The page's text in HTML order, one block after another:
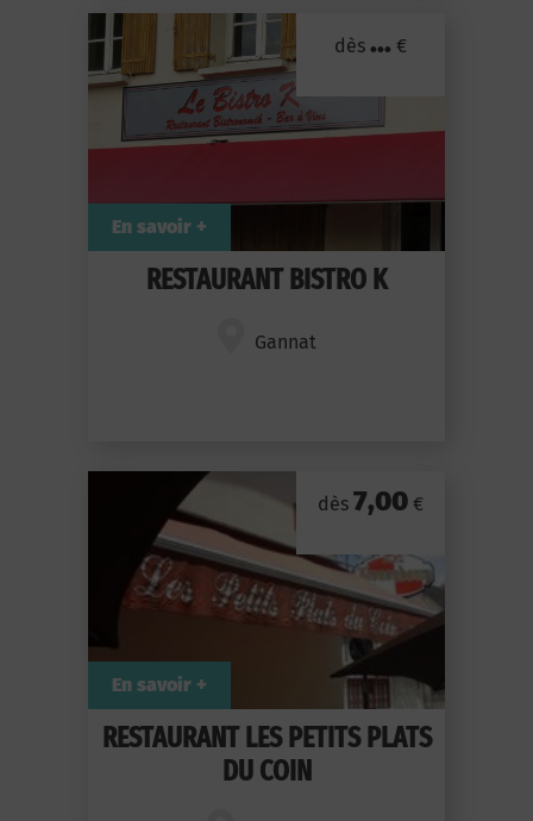
RESTAURANT BISTRO K
Gannat
dès ... €
En savoir +
RESTAURANT LES PETITS PLATS
DU COIN
dès 7,00 €
En savoir +